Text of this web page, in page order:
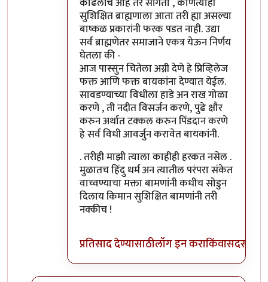
सुशिक्षित ब्राह्मणाला आता तरी ह्या असल्या
बाष्कळ प्रकारांनी फरक पडत नाही. उद्या
सर्व ब्राह्मणेतर समाजाने एकत्र येऊन निर्णय
घेतला की -
आज पास्सुन चितेला अग्नी देणे हे प्रिव्हिलेज
फक्त आणि फक्त बायकांना देण्यात येईल.
सावडण्याच्या विधीला हाडे अन राख गोळा
करणे , ती नदीत विसर्जन करणे, पुढे क्षौर
करुन अर्थात टक्कल करुन पिंडदान करणे
हे सर्व विधी आवर्जुन करावेत बायकांनी.
. तरीही माझी त्याला काहीही हरकत नसेल .
मुळातच हिंदु धर्म अन त्यातील परंपरा संकेत
वाच्वण्याचा मक्ता बामणांनी कधीच सोडुन
दिलाय किमान सुशिक्षित बामणांनी तरी
नक्कीच !
प्रतिसाद देण्यासाठीलॉग इन कराकिंवासदस्य व्हा